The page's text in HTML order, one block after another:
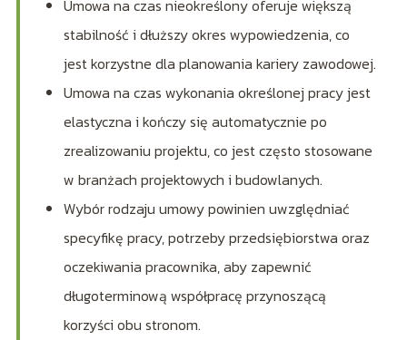
Umowa na czas nieokreślony oferuje większą
stabilność i dłuższy okres wypowiedzenia, co
jest korzystne dla planowania kariery zawodowej.
Umowa na czas wykonania określonej pracy jest
elastyczna i kończy się automatycznie po
zrealizowaniu projektu, co jest często stosowane
w branżach projektowych i budowlanych.
Wybór rodzaju umowy powinien uwzględniać
specyfikę pracy, potrzeby przedsiębiorstwa oraz
oczekiwania pracownika, aby zapewnić
długoterminową współpracę przynoszącą
korzyści obu stronom.